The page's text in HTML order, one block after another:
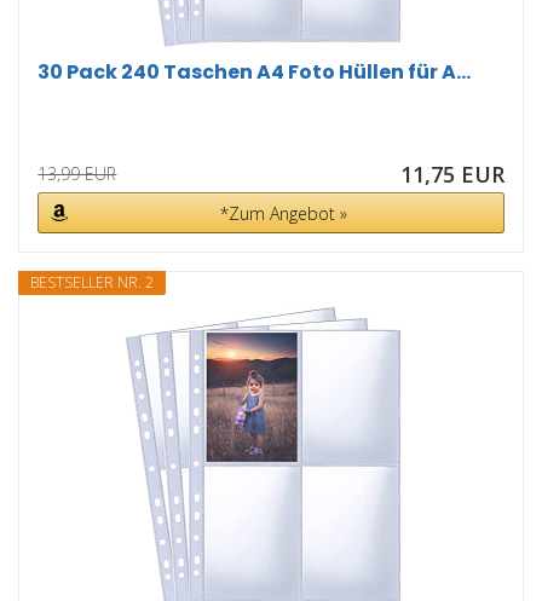
30 Pack 240 Taschen A4 Foto Hüllen für A...
13,99 EUR 11,75 EUR
*Zum Angebot »
BESTSELLER NR. 2